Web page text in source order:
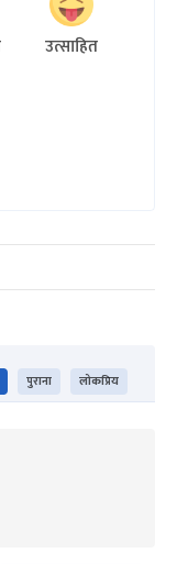
उत्साहित
पुराना लोकप्रिय